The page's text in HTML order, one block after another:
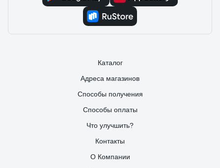
Каталог
Адреса магазинов
Способы получения
Способы оплаты
Что улучшить?
Контакты
О Компании